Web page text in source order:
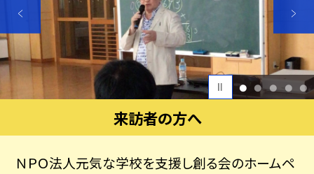
1 2 3 4 5
来訪者の方へ
ＮＰＯ法人元気な学校を支援し創る会のホームペ